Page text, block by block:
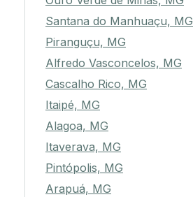
Santana do Manhuaçu, MG
Piranguçu, MG
Alfredo Vasconcelos, MG
Cascalho Rico, MG
Itaipé, MG
Alagoa, MG
Itaverava, MG
Pintópolis, MG
Arapuá, MG